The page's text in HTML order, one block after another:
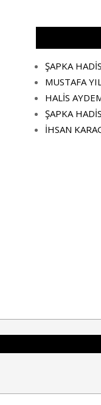
ŞAPKA
MUSTAFA
HALİS
ŞAPKA
İHSAN